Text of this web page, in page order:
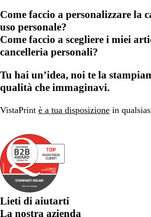
Come faccio a personalizzare la
uso personale?
Come faccio a scegliere i miei
cancelleria personali?
Tu hai un’idea, noi te la
qualità che immaginavi.
VistaPrint è a tua disposizione in
Lieti di aiutarti
La nostra azienda